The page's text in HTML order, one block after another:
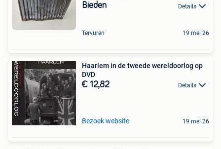
Bieden Details
Tervuren 19 mei 26
Haarlem in de tweede wereldoorlog op
DVD
€ 12,82 Details
Bezoek website 19 mei 26